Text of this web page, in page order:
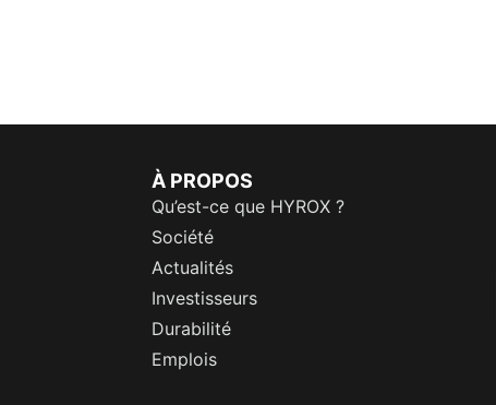
À PROPOS
Qu’est-ce que HYROX ?
Société
Actualités
Investisseurs
Durabilité
Emplois